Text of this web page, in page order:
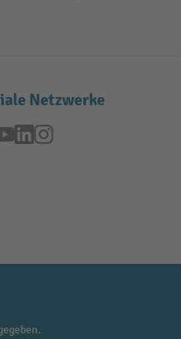
Netzwerke
YouTubeLinkedInInstagram